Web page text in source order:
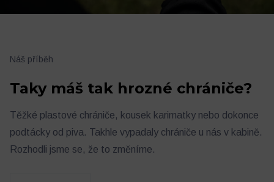
Náš příběh
Taky máš tak hrozné chrániče?
Těžké plastové chrániče, kousek karimatky nebo dokonce
podtácky od piva. Takhle vypadaly chrániče u nás v kabině.
Rozhodli jsme se, že to změníme.